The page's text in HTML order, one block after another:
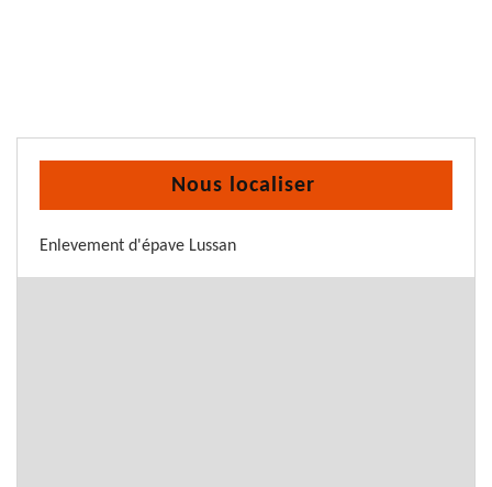
Nous localiser
Enlevement d'épave Lussan